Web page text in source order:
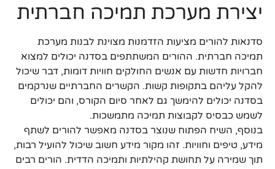
יצירת מערכת תמיכה חברתית
סדנאות להורים מציעות הזדמנות מצוינת לבנות מערכת
תמיכה חברתית. ההורים המשתתפים בסדנה יכולים למצוא
חברויות חדשות עם אנשים החולקים חוויות דומות, דבר שיכול
להקל עליהם בתקופות קשות. הקשרים החברתיים שנרקמים
בסדנה יכולים להימשך גם לאחר סיום הקורס, והם יכולים
לשמש כבסיס לקבוצות תמיכה מתמשכות.
בנוסף, השיח הפתוח שנוצר בסדנה מאפשר להורים לשתף
מידע, טיפים וחוויות. זהו מקור מידע חשוב שיכול להועיל רבות,
תוך שמירה על תחושת קהילתיות ותמיכה הדדית. הורים רבים